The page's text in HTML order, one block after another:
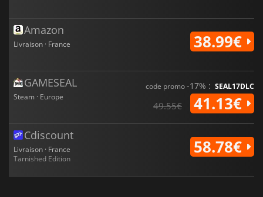
Amazon
Livraison · France 38.99€
GAMESEAL
Steam · Europe
code promo-17% : SEAL17DLC
49.55€ 41.13€
Cdiscount
Livraison · France
Tarnished Edition
58.78€